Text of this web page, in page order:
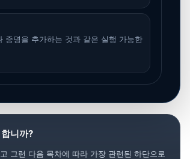
증명을 추가하는 것과 같은 실행 가능한
니까?
그런 다음 목차에 따라 가장 관련된 하단으로